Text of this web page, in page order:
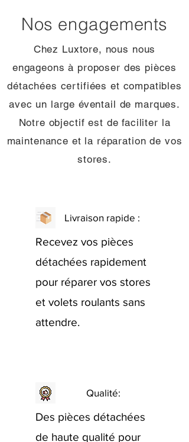
Nos engagements
Chez Luxtore, nous nous
engageons à proposer des pièces
détachées certifiées et compatibles
avec un large éventail de marques.
Notre objectif est de faciliter la
maintenance et la réparation de vos
stores.
Livraison rapide :
Recevez vos pièces
détachées rapidement
pour réparer vos stores
et volets roulants sans
attendre.
Qualité:
Des pièces détachées
de haute qualité pour